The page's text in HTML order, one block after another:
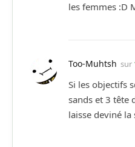
les femmes :D
Too-Muhtsh sur
Si les objectifs
sands et 3 tête
laisse deviné la